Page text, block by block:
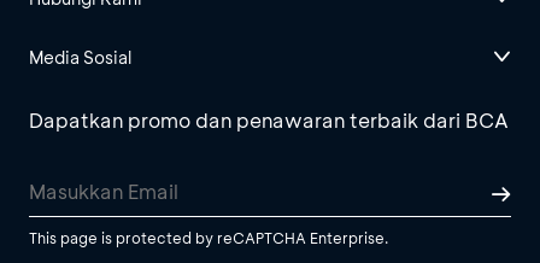
Media Sosial
Dapatkan promo dan penawaran terbaik dari BCA
This page is protected by reCAPTCHA Enterprise.